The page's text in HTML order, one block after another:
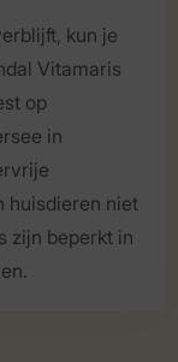
kun je
Vitamaris
op
in
huisdieren niet
zijn beperkt in